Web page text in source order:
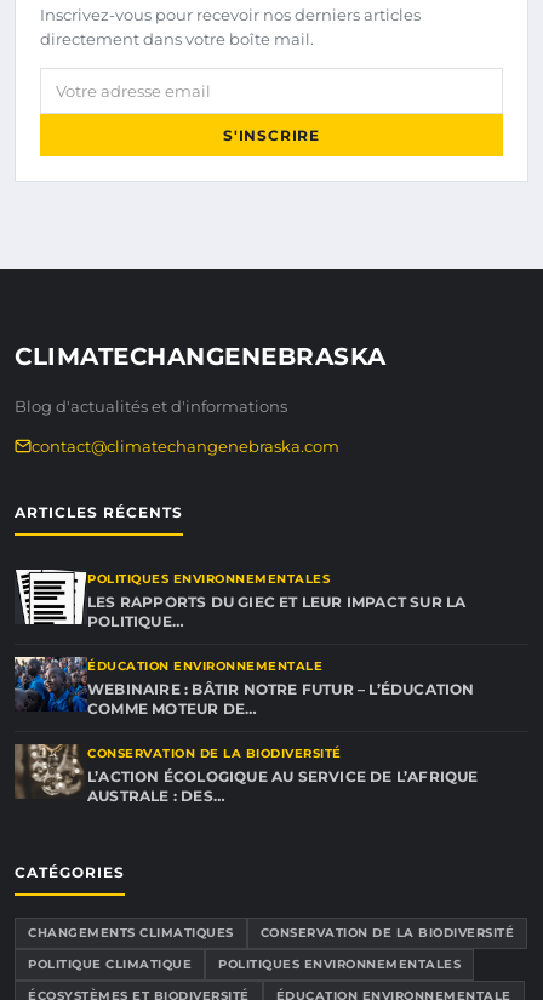
Inscrivez-vous pour recevoir nos derniers articles
directement dans votre boîte mail.
Votre adresse email
S'INSCRIRE
CLIMATECHANGENEBRASKA
Blog d'actualités et d'informations
contact@climatechangenebraska.com
ARTICLES RÉCENTS
POLITIQUES ENVIRONNEMENTALES
LES RAPPORTS DU GIEC ET LEUR IMPACT SUR LA
POLITIQUE…
ÉDUCATION ENVIRONNEMENTALE
WEBINAIRE : BÂTIR NOTRE FUTUR – L’ÉDUCATION
COMME MOTEUR DE…
CONSERVATION DE LA BIODIVERSITÉ
L’ACTION ÉCOLOGIQUE AU SERVICE DE L’AFRIQUE
AUSTRALE : DES…
CATÉGORIES
CHANGEMENTS CLIMATIQUES
CONSERVATION DE LA BIODIVERSITÉ
POLITIQUE CLIMATIQUE
POLITIQUES ENVIRONNEMENTALES
ÉCOSYSTÈMES ET BIODIVERSITÉ
ÉDUCATION ENVIRONNEMENTALE